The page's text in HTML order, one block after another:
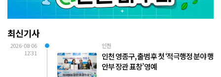
최신기사
2026-08-06
12:31
인천
인천 영종구, 출범 후 첫 ‘적극행정 분야 행
안부 장관 표창’ 영예